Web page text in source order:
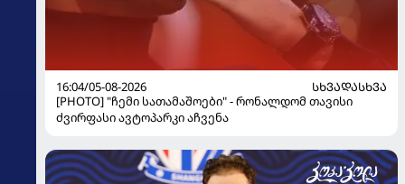
16:04/05-08-2026
ᲡᲮᲕᲐᲓᲐᲡᲮᲕᲐ
[PHOTO] "ჩემი სათამაშოები" - რონალდომ თავისი
ძვირფასი ავტოპარკი აჩვენა